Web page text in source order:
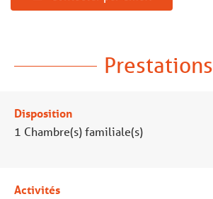
Prestations
Disposition
1 Chambre(s) familiale(s)
Activités